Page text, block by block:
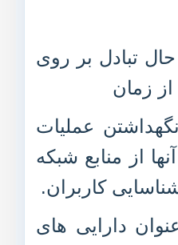
تبادل بر روی
زمان
عملیات
از منابع شبکه
کاربران.
دارایی های